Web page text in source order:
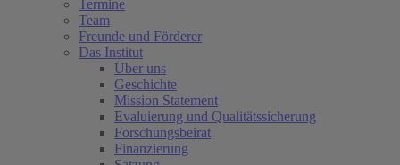
Termine
Team
Freunde und Förderer
Das Institut
Über uns
Geschichte
Mission Statement
Evaluierung und Qualitätssicherung
Forschungsbeirat
Finanzierung